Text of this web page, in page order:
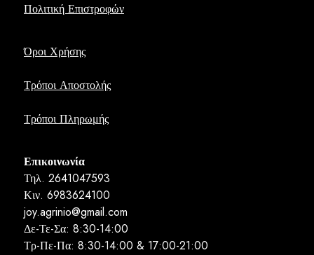
Πολιτική Επιστροφών
Όροι Χρήσης
Τρόποι Αποστολής
Τρόποι Πληρωμής
Επικοινωνία
Τηλ. 2641047593
Κιν. 6983624100
joy.agrinio@gmail.com
Δε-Τε-Σα: 8:30-14:00
Τρ-Πε-Πα: 8:30-14:00 & 17:00-21:00